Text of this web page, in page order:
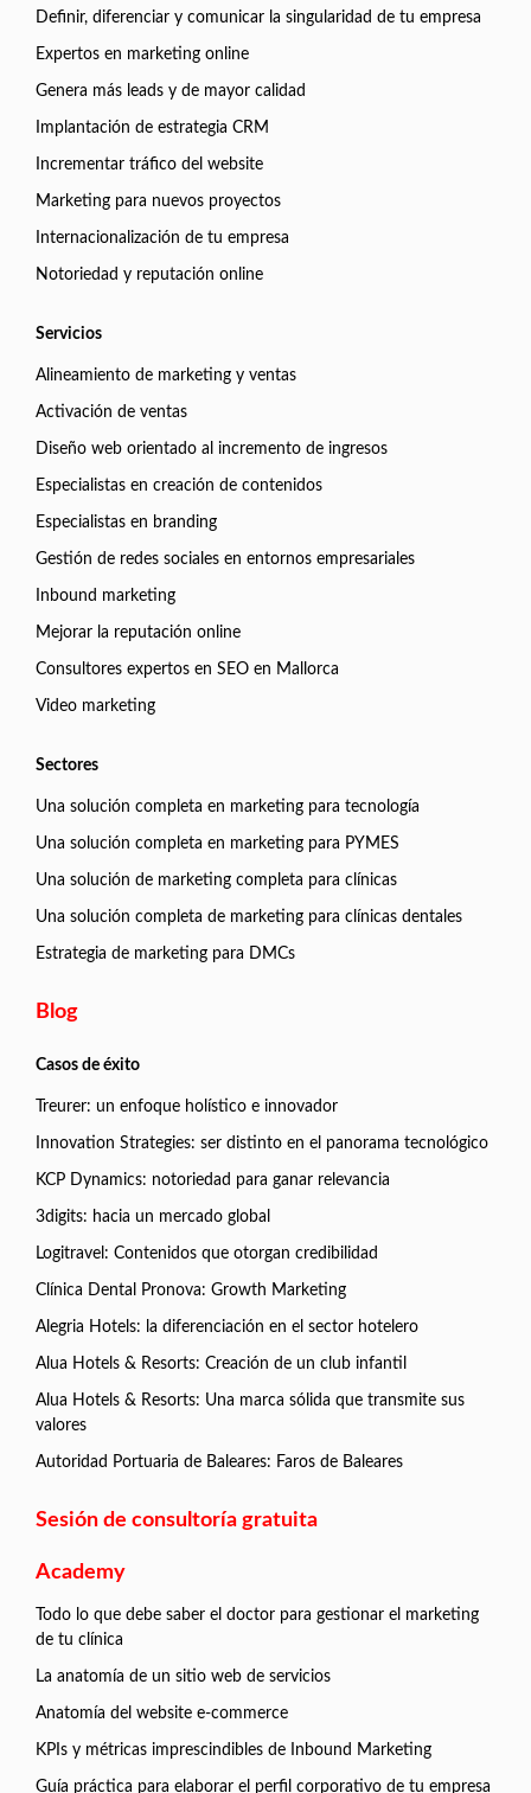
Definir, diferenciar y comunicar la singularidad de tu empresa
Expertos en marketing online
Genera más leads y de mayor calidad
Implantación de estrategia CRM
Incrementar tráfico del website
Marketing para nuevos proyectos
Internacionalización de tu empresa
Notoriedad y reputación online
Servicios
Alineamiento de marketing y ventas
Activación de ventas
Diseño web orientado al incremento de ingresos
Especialistas en creación de contenidos
Especialistas en branding
Gestión de redes sociales en entornos empresariales
Inbound marketing
Mejorar la reputación online
Consultores expertos en SEO en Mallorca
Video marketing
Sectores
Una solución completa en marketing para tecnología
Una solución completa en marketing para PYMES
Una solución de marketing completa para clínicas
Una solución completa de marketing para clínicas dentales
Estrategia de marketing para DMCs
Blog
Casos de éxito
Treurer: un enfoque holístico e innovador
Innovation Strategies: ser distinto en el panorama tecnológico
KCP Dynamics: notoriedad para ganar relevancia
3digits: hacia un mercado global
Logitravel: Contenidos que otorgan credibilidad
Clínica Dental Pronova: Growth Marketing
Alegria Hotels: la diferenciación en el sector hotelero
Alua Hotels & Resorts: Creación de un club infantil
Alua Hotels & Resorts: Una marca sólida que transmite sus
valores
Autoridad Portuaria de Baleares: Faros de Baleares
Sesión de consultoría gratuita
Academy
Todo lo que debe saber el doctor para gestionar el marketing
de tu clínica
La anatomía de un sitio web de servicios
Anatomía del website e-commerce
KPIs y métricas imprescindibles de Inbound Marketing
Guía práctica para elaborar el perfil corporativo de tu empresa